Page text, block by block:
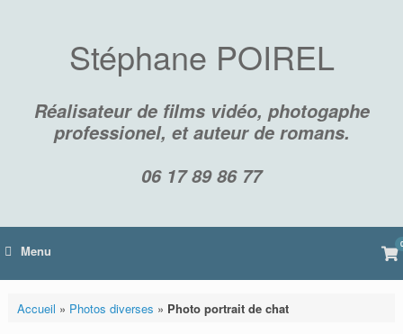
Stéphane POIREL
Réalisateur de films vidéo, photogaphe
professionel, et auteur de romans.
06 17 89 86 77
Menu 0
Accueil » Photos diverses » Photo portrait de chat